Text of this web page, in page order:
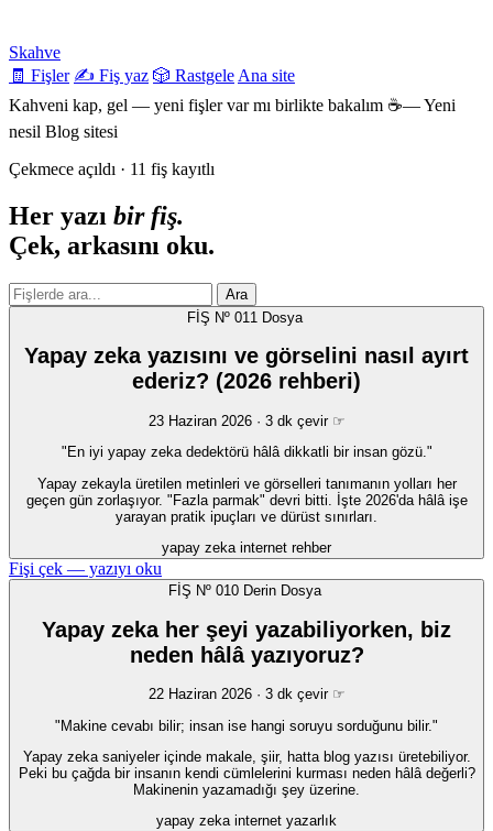
Skahve
🧾 Fişler ✍️ Fiş yaz 🎲 Rastgele Ana site
Kahveni kap, gel — yeni fişler var mı birlikte bakalım ☕— Yeni
nesil Blog sitesi
Çekmece açıldı · 11 fiş kayıtlı
Her yazı bir fiş.
Çek, arkasını oku.
Ara
FİŞ Nº 011 Dosya
Yapay zeka yazısını ve görselini nasıl ayırt
ederiz? (2026 rehberi)
23 Haziran 2026 · 3 dk çevir ☞
"En iyi yapay zeka dedektörü hâlâ dikkatli bir insan gözü."
Yapay zekayla üretilen metinleri ve görselleri tanımanın yolları her
geçen gün zorlaşıyor. "Fazla parmak" devri bitti. İşte 2026'da hâlâ işe
yarayan pratik ipuçları ve dürüst sınırları.
yapay zeka internet rehber
Fişi çek — yazıyı oku
FİŞ Nº 010 Derin Dosya
Yapay zeka her şeyi yazabiliyorken, biz
neden hâlâ yazıyoruz?
22 Haziran 2026 · 3 dk çevir ☞
"Makine cevabı bilir; insan ise hangi soruyu sorduğunu bilir."
Yapay zeka saniyeler içinde makale, şiir, hatta blog yazısı üretebiliyor.
Peki bu çağda bir insanın kendi cümlelerini kurması neden hâlâ değerli?
Makinenin yazamadığı şey üzerine.
yapay zeka internet yazarlık